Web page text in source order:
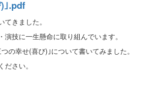
｣.pdf
きました。
技に一生懸命に取り組んでいます。
の幸せ(喜び)｣について書いてみました。
さい。